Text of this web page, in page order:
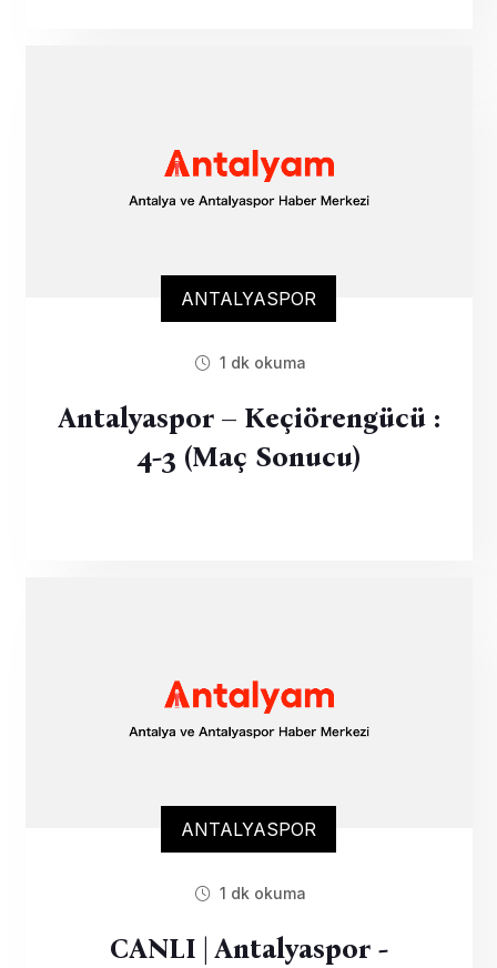
ANTALYASPOR
1 dk okuma
Antalyaspor – Keçiörengücü :
4-3 (Maç Sonucu)
ANTALYASPOR
1 dk okuma
CANLI | Antalyaspor -